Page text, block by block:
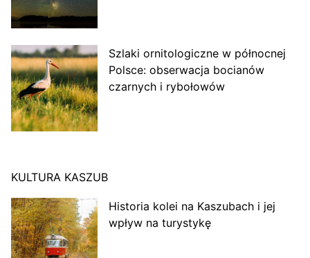
Szlaki ornitologiczne w północnej
Polsce: obserwacja bocianów
czarnych i rybołowów
KULTURA KASZUB
Historia kolei na Kaszubach i jej
wpływ na turystykę